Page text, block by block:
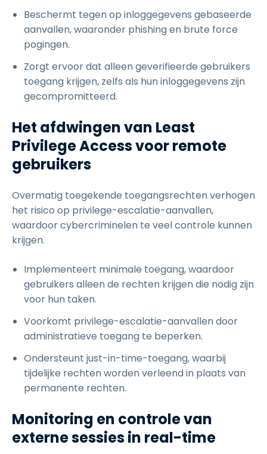
Beschermt tegen op inloggegevens gebaseerde
aanvallen, waaronder phishing en brute force
pogingen.
Zorgt ervoor dat alleen geverifieerde gebruikers
toegang krijgen, zelfs als hun inloggegevens zijn
gecompromitteerd.
Het afdwingen van Least
Privilege Access voor remote
gebruikers
Overmatig toegekende toegangsrechten verhogen
het risico op privilege-escalatie-aanvallen,
waardoor cybercriminelen te veel controle kunnen
krijgen.
Implementeert minimale toegang, waardoor
gebruikers alleen de rechten krijgen die nodig zijn
voor hun taken.
Voorkomt privilege-escalatie-aanvallen door
administratieve toegang te beperken.
Ondersteunt just-in-time-toegang, waarbij
tijdelijke rechten worden verleend in plaats van
permanente rechten.
Monitoring en controle van
externe sessies in real-time